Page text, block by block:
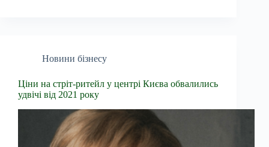
Новини бізнесу
Ціни на стріт-ритейл у центрі Києва обвалились
удвічі від 2021 року